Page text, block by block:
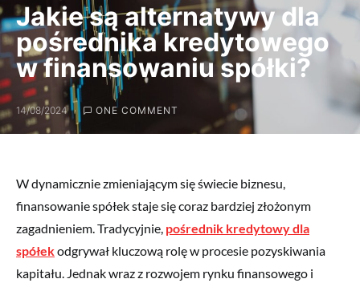
Jakie są alternatywy dla
pośrednika kredytowego
w finansowaniu spółki?
14/08/2024 ONE COMMENT
W dynamicznie zmieniającym się świecie biznesu,
finansowanie spółek staje się coraz bardziej złożonym
zagadnieniem. Tradycyjnie, pośrednik kredytowy dla
spółekodgrywał kluczową rolę w procesie pozyskiwania
kapitału. Jednak wraz z rozwojem rynku finansowego i